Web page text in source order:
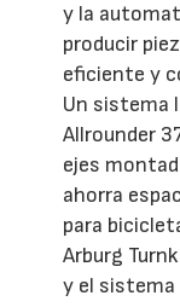
y la
producir
eficiente y
Un sistema
Allrounder
ejes
ahorra
para
Arburg
y el sistema